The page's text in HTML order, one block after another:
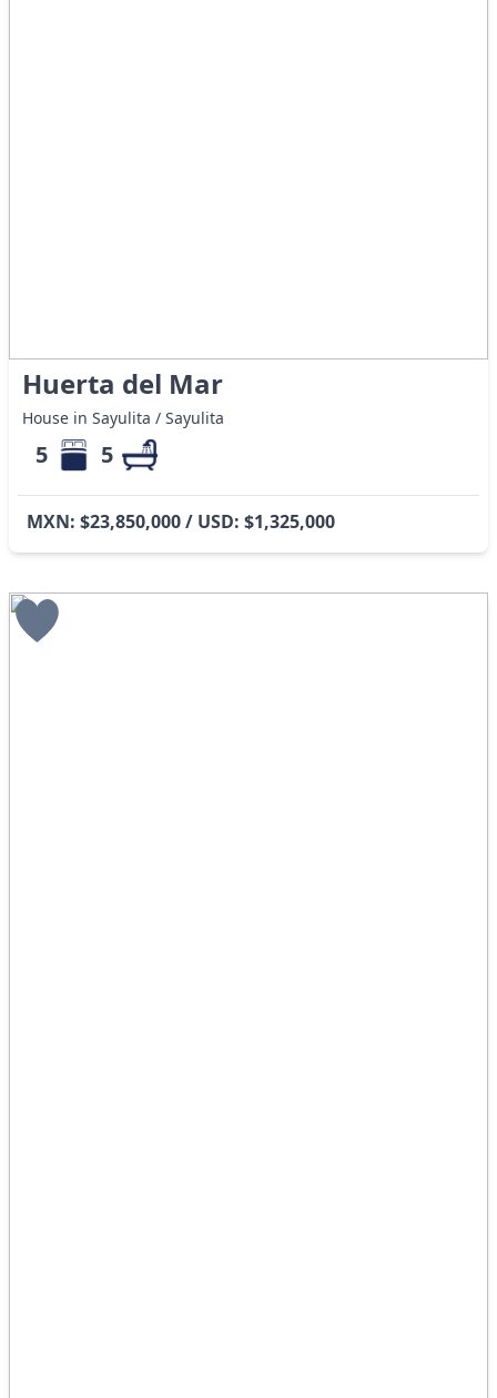
Huerta del Mar
House in Sayulita / Sayulita
5 5
MXN: $23,850,000 / USD: $1,325,000